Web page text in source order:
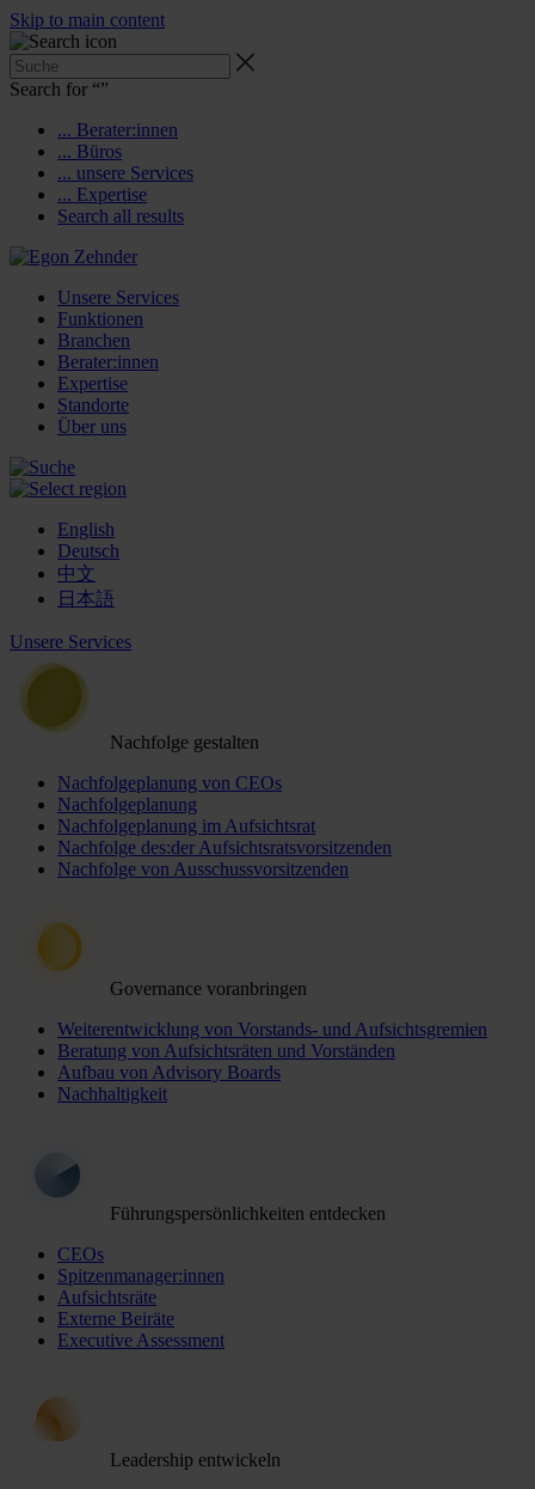
Skip to main content
Search for “”
... Berater:innen
... Büros
... unsere Services
... Expertise
Search all results
Unsere Services
Funktionen
Branchen
Berater:innen
Expertise
Standorte
Über uns
English
Deutsch
中文
日本語
Unsere Services
Nachfolge gestalten
Nachfolgeplanung von CEOs
Nachfolgeplanung
Nachfolgeplanung im Aufsichtsrat
Nachfolge des:der Aufsichtsratsvorsitzenden
Nachfolge von Ausschussvorsitzenden
Governance voranbringen
Weiterentwicklung von Vorstands- und Aufsichtsgremien
Beratung von Aufsichtsräten und Vorständen
Aufbau von Advisory Boards
Nachhaltigkeit
Führungspersönlichkeiten entdecken
CEOs
Spitzenmanager:innen
Aufsichtsräte
Externe Beiräte
Executive Assessment
Leadership entwickeln